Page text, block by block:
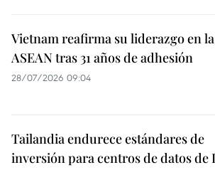
Vietnam reafirma su liderazgo en la
ASEAN tras 31 años de adhesión
28/07/2026 09:04
Tailandia endurece estándares de
inversión para centros de datos de